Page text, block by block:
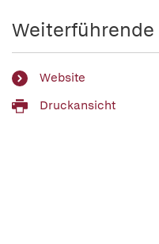
Weiterführende
Website
Druckansicht